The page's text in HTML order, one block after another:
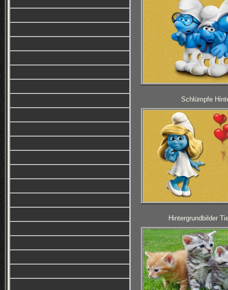
Schlümpfe
Hintergrundbilder